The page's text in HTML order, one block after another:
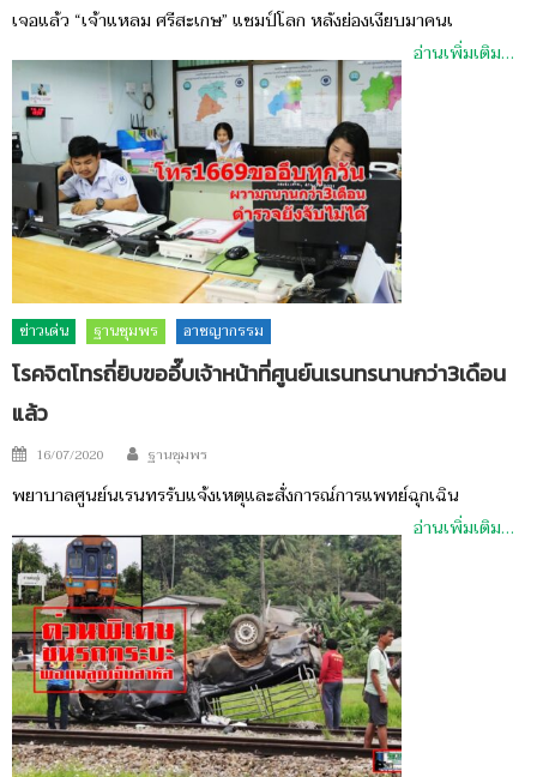
เจอแล้ว “เจ้าแหลม ศรีสะเกษ” แชมป์โลก หลังย่องเงียบมาคนเ
อ่านเพิ่มเติม…
ข่าวเด่น ฐานชุมพร อาชญากรรม
โรคจิตโทรถี่ยิบขออึ๊บเจ้าหน้าที่ศูนย์นเรนทรนานกว่า3เดือน
แล้ว
Posted
16/07/2020 Author
ฐานชุมพร
พยาบาลศูนย์นเรนทรรับแจ้งเหตุและสั่งการณ์การแพทย์ฉุกเฉิน
อ่านเพิ่มเติม…